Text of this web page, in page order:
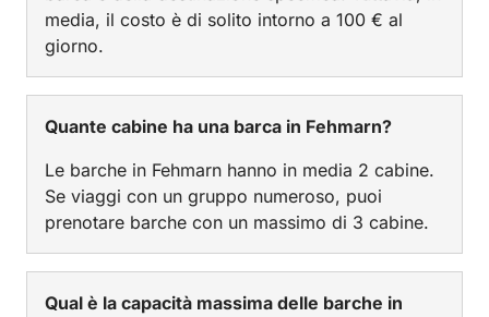
media, il costo è di solito intorno a 100 € al
giorno.
Quante cabine ha una barca in Fehmarn?
Le barche in Fehmarn hanno in media 2 cabine.
Se viaggi con un gruppo numeroso, puoi
prenotare barche con un massimo di 3 cabine.
Qual è la capacità massima delle barche in